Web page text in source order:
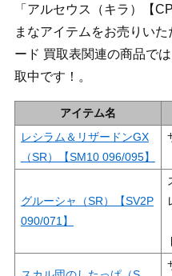
「アルセウス（キラ）【
まなアイテムをお売りい
ード 買取表関連の商品で
取中です！。
アイテム名
レシラム＆リザードンGX
（SR）【SM10 096/095】
グルーシャ（SR）【SV2P
090/071】